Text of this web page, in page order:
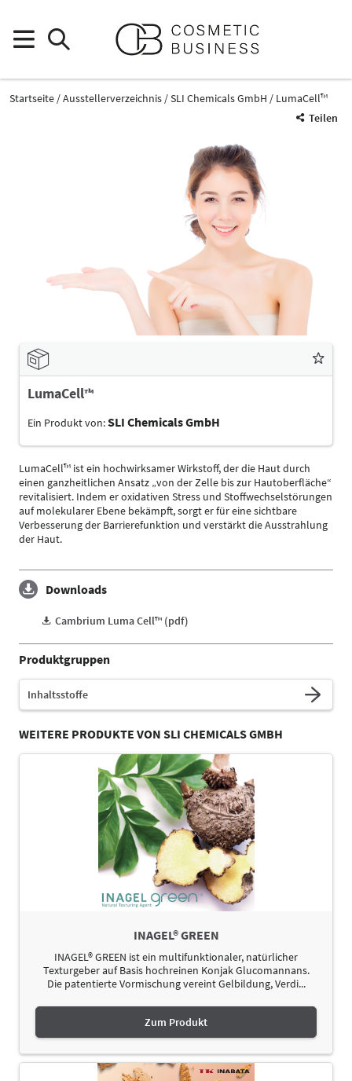
Startseite Ausstellerverzeichnis SLI Chemicals GmbH
LumaCell™
Teilen
LumaCell™
Ein Produkt von:SLI Chemicals GmbH
LumaCell™ ist ein hochwirksamer Wirkstoff, der die Haut durch
einen ganzheitlichen Ansatz „von der Zelle bis zur Hautoberfläche“
revitalisiert. Indem er oxidativen Stress und Stoffwechselstörungen
auf molekularer Ebene bekämpft, sorgt er für eine sichtbare
Verbesserung der Barrierefunktion und verstärkt die Ausstrahlung
der Haut.
Downloads
Cambrium Luma Cell™ (pdf)
Produktgruppen
Inhaltsstoffe
WEITERE PRODUKTE VON SLI CHEMICALS GMBH
INAGEL® GREEN
INAGEL® GREEN ist ein multifunktionaler, natürlicher
Texturgeber auf Basis hochreinen Konjak Glucomannans.
Die patentierte Vormischung vereint Gelbildung, Verdi...
Zum Produkt